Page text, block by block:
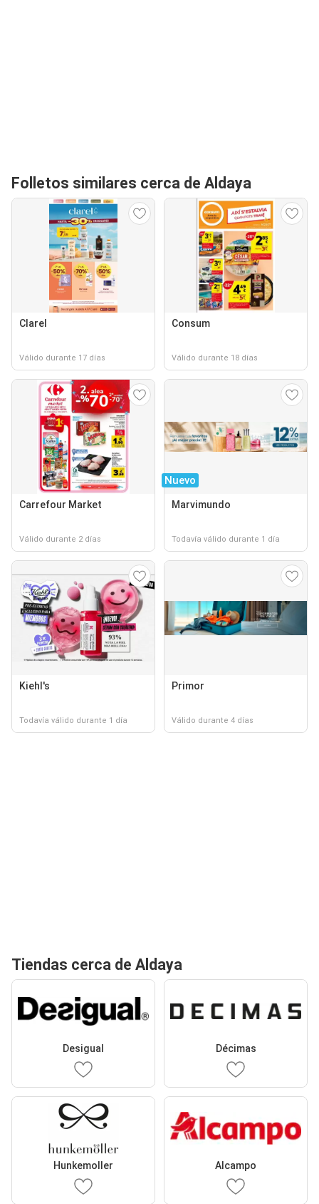
Folletos similares cerca de Aldaya
Clarel
Válido durante 17 días
Consum
Válido durante 18 días
Carrefour Market
Válido durante 2 días
Nuevo
Marvimundo
Todavía válido durante 1 día
Kiehl's
Todavía válido durante 1 día
Primor
Válido durante 4 días
Tiendas cerca de Aldaya
Desigual Décimas
Hunkemoller Alcampo